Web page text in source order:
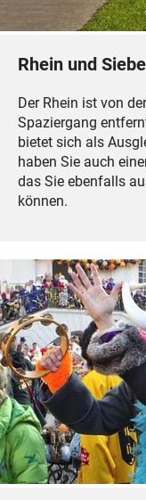
Rhein und
Der Rhein ist von
Spaziergang
bietet sich als
haben Sie auch
das Sie ebenfalls
können.